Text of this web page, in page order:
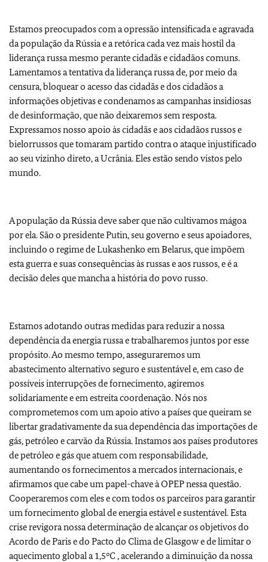
Estamos preocupados com a opressão intensificada e agravada
da população da Rússia e a retórica cada vez mais hostil da
liderança russa mesmo perante cidadãs e cidadãos comuns.
Lamentamos a tentativa da liderança russa de, por meio da
censura, bloquear o acesso das cidadãs e dos cidadãos a
informações objetivas e condenamos as campanhas insidiosas
de desinformação, que não deixaremos sem resposta.
Expressamos nosso apoio às cidadãs e aos cidadãos russos e
bielorrussos que tomaram partido contra o ataque injustificado
ao seu vizinho direto, a Ucrânia. Eles estão sendo vistos pelo
mundo.
A população da Rússia deve saber que não cultivamos mágoa
por ela. São o presidente Putin, seu governo e seus apoiadores,
incluindo o regime de Lukashenko em Belarus, que impõem
esta guerra e suas consequências às russas e aos russos, e é a
decisão deles que mancha a história do povo russo.
Estamos adotando outras medidas para reduzir a nossa
dependência da energia russa e trabalharemos juntos por esse
propósito. Ao mesmo tempo, asseguraremos um
abastecimento alternativo seguro e sustentável e, em caso de
possíveis interrupções de fornecimento, agiremos
solidariamente e em estreita coordenação. Nós nos
comprometemos com um apoio ativo a países que queiram se
libertar gradativamente da sua dependência das importações de
gás, petróleo e carvão da Rússia. Instamos aos países produtores
de petróleo e gás que atuem com responsabilidade,
aumentando os fornecimentos a mercados internacionais, e
afirmamos que cabe um papel-chave à OPEP nessa questão.
Cooperaremos com eles e com todos os parceiros para garantir
um fornecimento global de energia estável e sustentável. Esta
crise revigora nossa determinação de alcançar os objetivos do
Acordo de Paris e do Pacto do Clima de Glasgow e de limitar o
aquecimento global a 1,5°C , acelerando a diminuição da nossa